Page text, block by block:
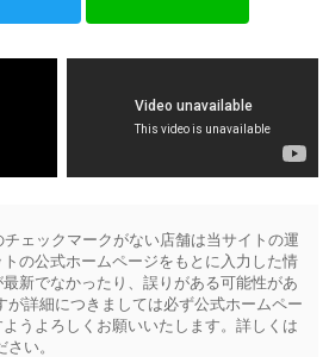
チェックマークがない店舗は当サイトの運
の公式ホームページをもとに入力した情
新でなかったり、誤りがある可能性があ
が詳細につきましては必ず公式ホームペー
うよろしくお願いいたします。詳しくは
い。